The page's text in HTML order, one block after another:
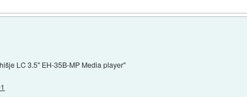
LC 3.5" EH-35B-MP Media player"